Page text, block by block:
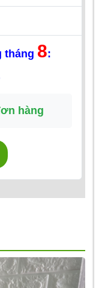
tháng 8:
hàng